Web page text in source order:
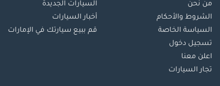
من نحن
الشروط والأحكام
السياسة الخاصة
تسجيل دخول
اعلن معنا
تجار السيارات
السيارات الجديدة
أخبار السيارات
قم ببيع سيارتك في الإمارات